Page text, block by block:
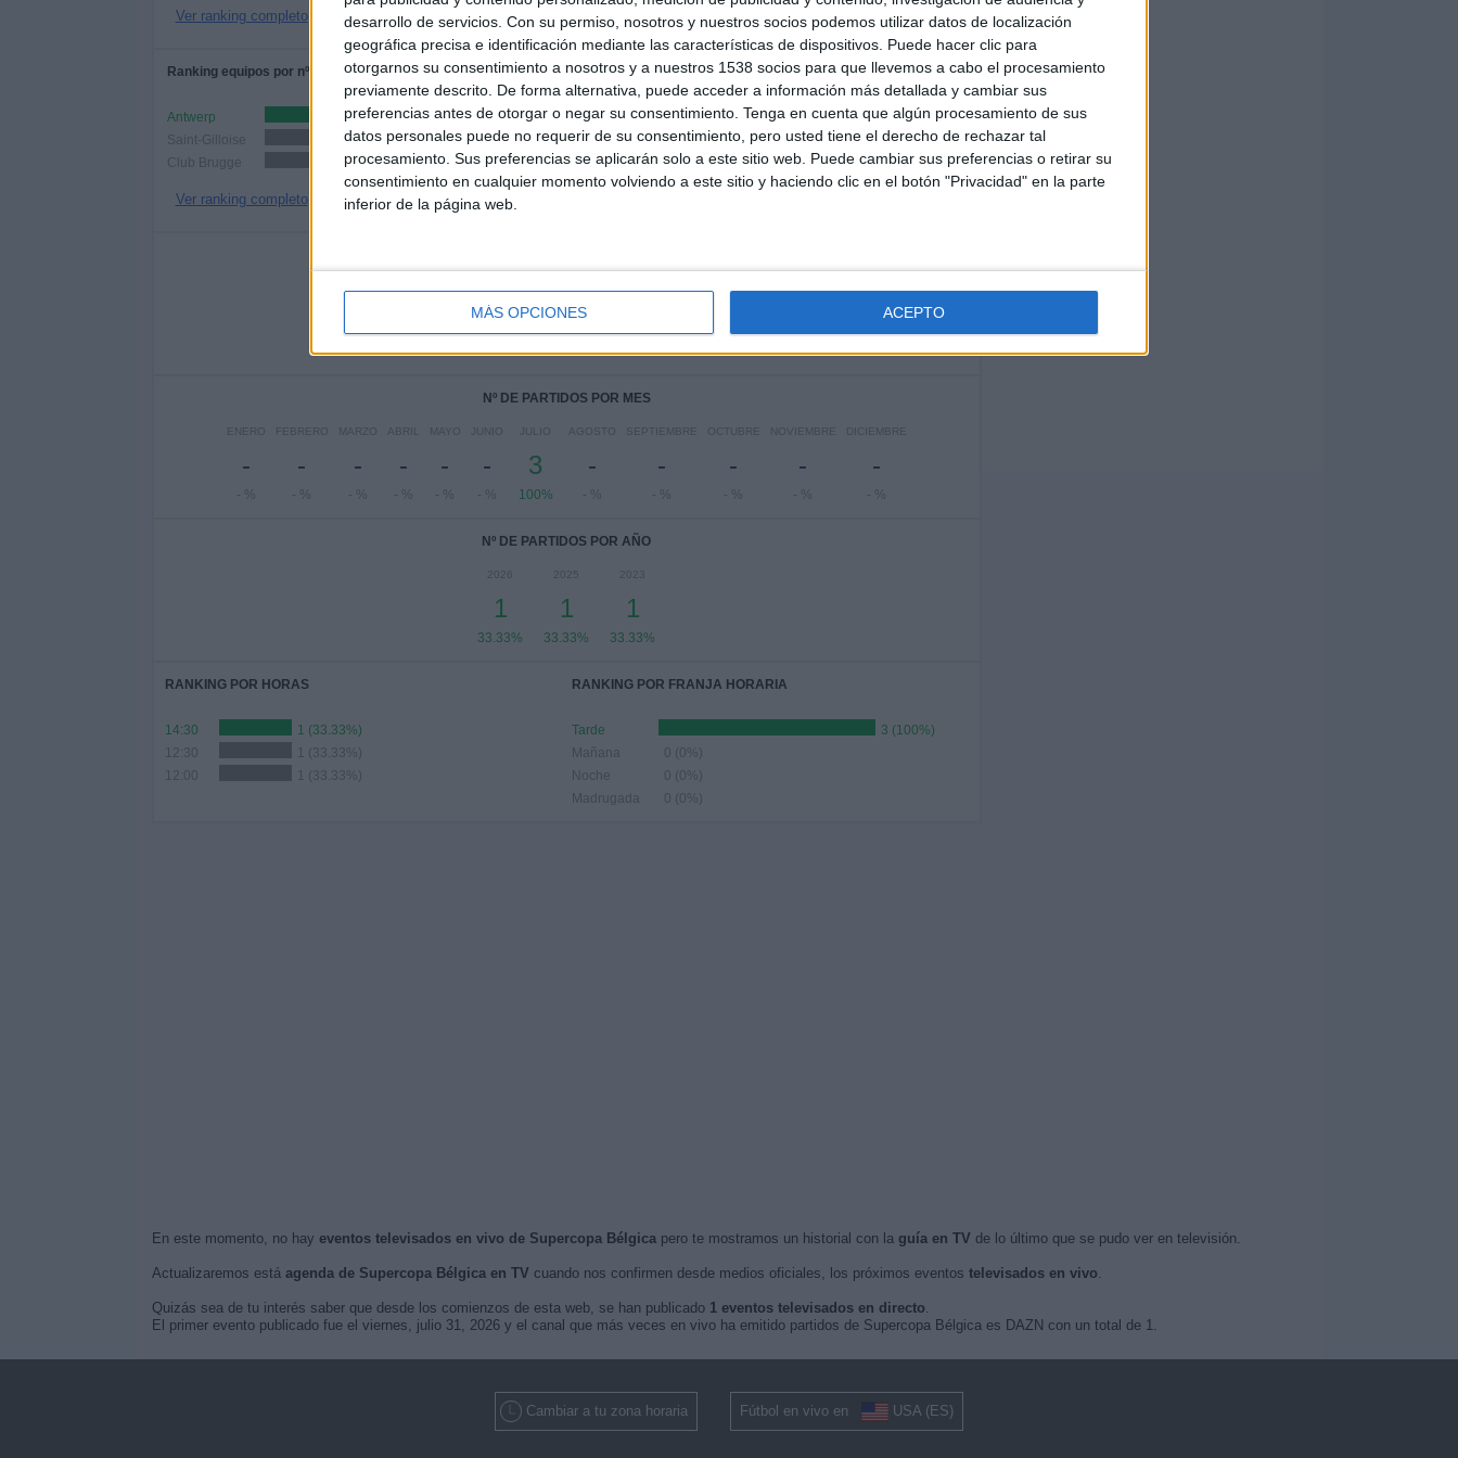
desarrollo de servicios. Con su permiso, nosotros y nuestros socios podemos utilizar datos de localización
geográfica precisa e identificación mediante las características de dispositivos. Puede hacer clic para
otorgarnos su consentimiento a nosotros y a nuestros 1538 socios para que llevemos a cabo el procesamiento
previamente descrito. De forma alternativa, puede acceder a información más detallada y cambiar sus
preferencias antes de otorgar o negar su consentimiento. Tenga en cuenta que algún procesamiento de sus
datos personales puede no requerir de su consentimiento, pero usted tiene el derecho de rechazar tal
procesamiento. Sus preferencias se aplicarán solo a este sitio web. Puede cambiar sus preferencias o retirar su
consentimiento en cualquier momento volviendo a este sitio y haciendo clic en el botón "Privacidad" en la parte
inferior de la página web.
MÁS OPCIONES ACEPTO
Ver ranking completo
Ranking equipos por nº de partidos Local
Antwerp
1 (33.33%)
Saint-Gilloise
1 (33.33%)
Club Brugge
1 (33.33%)
Ver ranking completo
Ranking equipos por nº de partidos Visitante
Mechelen
1 (33.33%)
Club Brugge
1 (33.33%)
Saint-Gilloise
1 (33.33%)
- % - %
-
- %
-
- % 33.33% - % 66.67%
Nº DE PARTIDOS POR MES
ENERO
-
- %
FEBRERO
-
- %
MARZO
-
- %
ABRIL
-
- %
MAYO
-
- %
JUNIO
-
- %
JULIO
3
100%
AGOSTO
-
- %
SEPTIEMBRE
-
- %
OCTUBRE
-
- %
NOVIEMBRE
-
- %
DICIEMBRE
-
- %
Nº DE PARTIDOS POR AÑO
2026
1
33.33%
2025
1
33.33%
2023
1
33.33%
RANKING POR HORAS
14:30
1 (33.33%)
12:30
1 (33.33%)
12:00
1 (33.33%)
RANKING POR FRANJA HORARIA
Tarde
3 (100%)
Mañana
0 (0%)
Noche
0 (0%)
Madrugada
0 (0%)
En este momento, no hay eventos televisados en vivo de Supercopa Bélgicapero te mostramos un historial con la guía en TV de lo último que se pudo ver en televisión.
Actualizaremos está agenda de Supercopa Bélgica en TV cuando nos confirmen desde medios oficiales, los próximos eventos televisados en vivo.
Quizás sea de tu interés saber que desde los comienzos de esta web, se han publicado 1 eventos televisados en directo.
El primer evento publicado fue el viernes, julio 31, 2026 y el canal que más veces en vivo ha emitido partidos de Supercopa Bélgica es DAZN con un total de 1.
Cambiar a tu zona horaria Fútbol en vivo en USA (ES)